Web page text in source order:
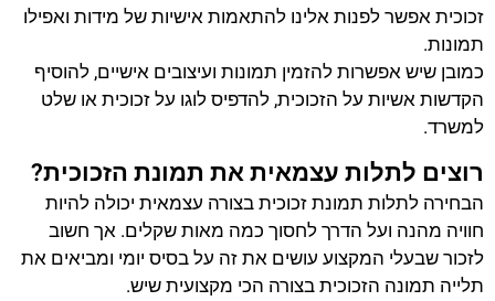
זכוכית אפשר לפנות אלינו להתאמות אישיות של מידות ואפילו
תמונות.
כמובן שיש אפשרות להזמין תמונות ועיצובים אישיים, להוסיף
הקדשות אשיות על הזכוכית, להדפיס לוגו על זכוכית או שלט
למשרד.
רוצים לתלות עצמאית את תמונת הזכוכית?
הבחירה לתלות תמונת זכוכית בצורה עצמאית יכולה להיות
חוויה מהנה ועל הדרך לחסוך כמה מאות שקלים. אך חשוב
לזכור שבעלי המקצוע עושים את זה על בסיס יומי ומביאים את
תלייה תמונה הזכוכית בצורה הכי מקצועית שיש.